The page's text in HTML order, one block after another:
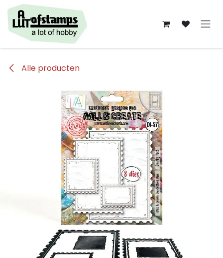
Overslaan naar inhoud
Alle producten